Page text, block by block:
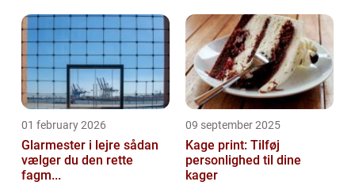
01 february 2026
Glarmester i lejre sådan
vælger du den rette
fagm...
09 september 2025
Kage print: Tilføj
personlighed til dine
kager